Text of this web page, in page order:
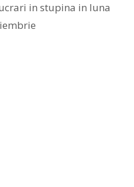
in stupina in luna